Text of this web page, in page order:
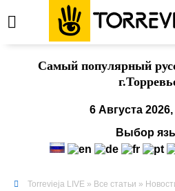
Cамый популярный
6 Августа
Выбор
Torrevieja LIVE » Все статьи »